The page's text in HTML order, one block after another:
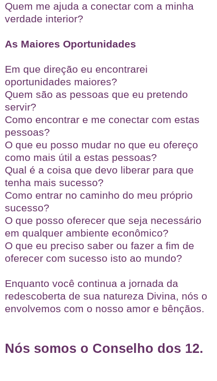
Quem me ajuda a conectar com a minha
verdade interior?
As Maiores Oportunidades
Em que direção eu encontrarei
oportunidades maiores?
Quem são as pessoas que eu pretendo
servir?
Como encontrar e me conectar com estas
pessoas?
O que eu posso mudar no que eu ofereço
como mais útil a estas pessoas?
Qual é a coisa que devo liberar para que
tenha mais sucesso?
Como entrar no caminho do meu próprio
sucesso?
O que posso oferecer que seja necessário
em qualquer ambiente econômico?
O que eu preciso saber ou fazer a fim de
oferecer com sucesso isto ao mundo?
Enquanto você continua a jornada da
redescoberta de sua natureza Divina, nós o
envolvemos com o nosso amor e bênçãos.
Nós somos o Conselho dos 12.